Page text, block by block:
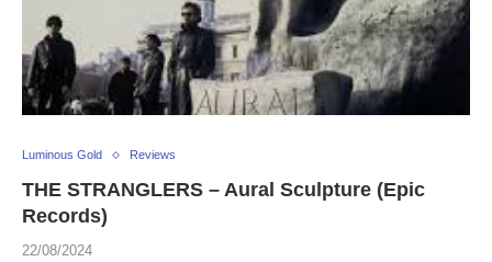
Luminous Gold Reviews
THE STRANGLERS – Aural Sculpture (Epic
Records)
22/08/2024